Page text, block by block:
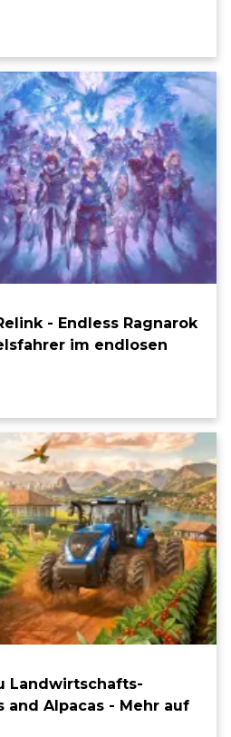
- Endless Ragnarok
im endlosen
Landwirtschafts-
and Alpacas - Mehr auf